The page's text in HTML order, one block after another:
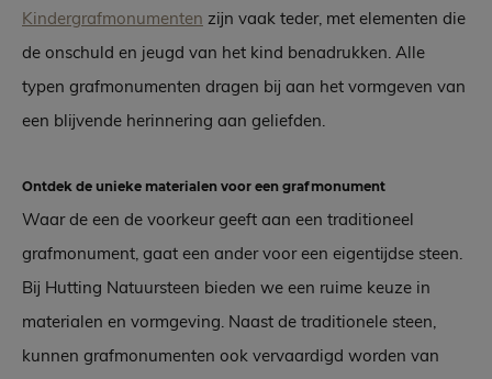
Kindergrafmonumenten zijn vaak teder, met elementen die
de onschuld en jeugd van het kind benadrukken. Alle
typen grafmonumenten dragen bij aan het vormgeven van
een blijvende herinnering aan geliefden.
Ontdek de unieke materialen voor een grafmonument
Waar de een de voorkeur geeft aan een traditioneel
grafmonument, gaat een ander voor een eigentijdse steen.
Bij Hutting Natuursteen bieden we een ruime keuze in
materialen en vormgeving. Naast de traditionele steen,
kunnen grafmonumenten ook vervaardigd worden van